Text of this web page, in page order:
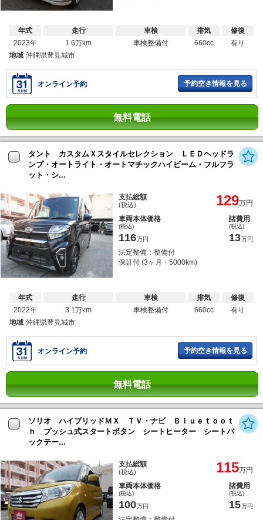
年式
2023年
走行
1.6万km
車検
車検整備付
排気
660cc
修復
有り
地域 沖縄県豊見城市
オンライン予約 予約空き情報を見る
無料電話
タント カスタムＸスタイルセレクション ＬＥＤヘッドラ
ンプ・オートライト・オートマチックハイビーム・フルフラ
ット・シ...
支払総額
(税込) 129万円
車両本体価格
(税込)
116万円
諸費用
(税込)
13万円
法定整備：整備付
保証付 (3ヶ月・5000km)
年式
2022年
走行
3.1万km
車検
車検整備付
排気
660cc
修復
有り
地域 沖縄県豊見城市
オンライン予約 予約空き情報を見る
無料電話
ソリオ ハイブリッドＭＸ ＴＶ・ナビ Ｂｌｕｅｔｏｏｔ
ｈ プッシュ式スタートボタン シートヒーター シートバ
ックテー...
支払総額
(税込) 115万円
車両本体価格
(税込)
100万円
諸費用
(税込)
15万円